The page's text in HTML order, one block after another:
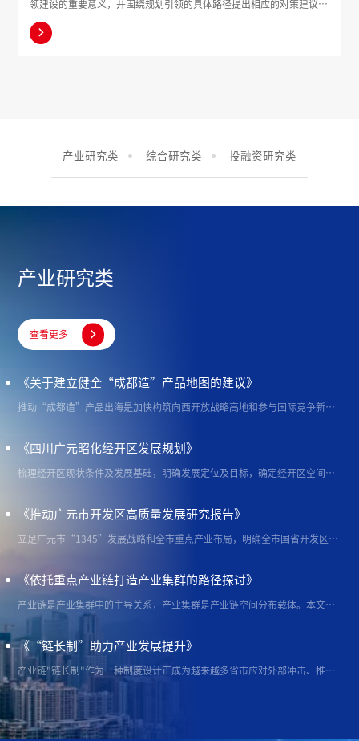
领建设的重要意义，并围绕规划引领的具体路径提出相应的对策建议，
旨在更好地发挥规划宏观空间治理工具的统筹作用，推动规划向“平急
两用”公共基础设施建设的前端谋划与后端管控延伸，助力城市在高质

产业研究类 综合研究类 投融资研究类
产业研究类
查看更多 
《关于建立健全“成都造”产品地图的建议》
推动“成都造”产品出海是加快构筑向西开放战略高地和参与国际竞争新基地的重要举措，也是成都加快打造中国西部具有全球影响力和美誉度的社会主义现代化国际大都市的重要支撑。建立健全“成都造”产品地图，进一步提升成都优势产品信息集成度、显示度，推动更多本地企业走出去拓市场、创品牌，对我市抢抓“一带一路”战略机遇，加快建设现代化产业体系、培育新质生产力具有重要意义。
《四川广元昭化经开区发展规划》
梳理经开区现状条件及发展基础，明确发展定位及目标，确定经开区空间结构及功能分区，分类提出主导产业及优势特色产业发展方向及具体举措。 规划成果重点阐明昭化经开区产业发展思路、发展目标、重点任务和政策举措， 为进一步增强昭化经开区产业发展动能，助力昭化区经济社会高质量发展提供指导， 是指导未来一段时间内开发区发展的纲领性文件和行动指南。
《推动广元市开发区高质量发展研究报告》
立足广元市“1345”发展战略和全市重点产业布局，明确全市国省开发区的战略定位、空间布局、发展方向、发展目标、重点任务，研究工业主导产业细化方向， 研究管理体制机制优化，对开发区扩区调位和飞地园区建设提出合理化建议。 课题为广元市发改委 2023 年度重点课题，研究成果及重要结论上报市委市政府领导，为出台相关政策提供决策参考。
《依托重点产业链打造产业集群的路径探讨》
产业链是产业集群中的主导关系，产业集群是产业链空间分布载体。本文通过研究杭州市打造产业集群积累的先进经验，结合成都实际，提出依托重点产业链打造产业集群，应当重点关注构建上下游协作机制促进形成有机联系的产业链网；
《“链长制”助力产业发展提升》
产业链"链长制"作为一种制度设计正成为越来越多省市应对外部冲击、推动产业链上下游联动、完善产业链生态、实现产业协同、做大做强产业集群的重要抓手。本文梳理“链长制”的提出与发展。结合产业经济学视角下“链长制”形成的资源整合...